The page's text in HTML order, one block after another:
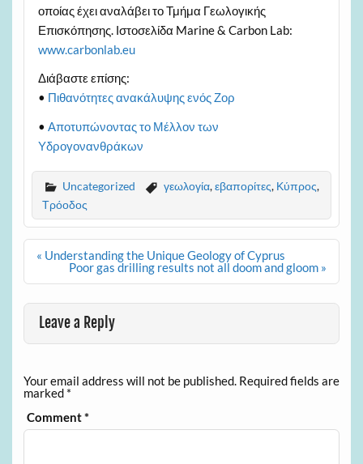
οποίας έχει αναλάβει το Τμήμα Γεωλογικής
Επισκόπησης. Ιστοσελίδα Marine & Carbon Lab:
www.carbonlab.eu
Διάβαστε επίσης:
• Πιθανότητες ανακάλυψης ενός Ζορ
• Αποτυπώνοντας το Μέλλον των
Υδρογονανθράκων
Uncategorized γεωλογία,εβαπορίτες, Κύπρος,
Τρόοδος
Post
navigation
« Understanding the Unique Geology of Cyprus
Poor gas drilling results not all doom and gloom »
Leave a Reply
Your email address will not be published. Required fields are
marked *
Comment*